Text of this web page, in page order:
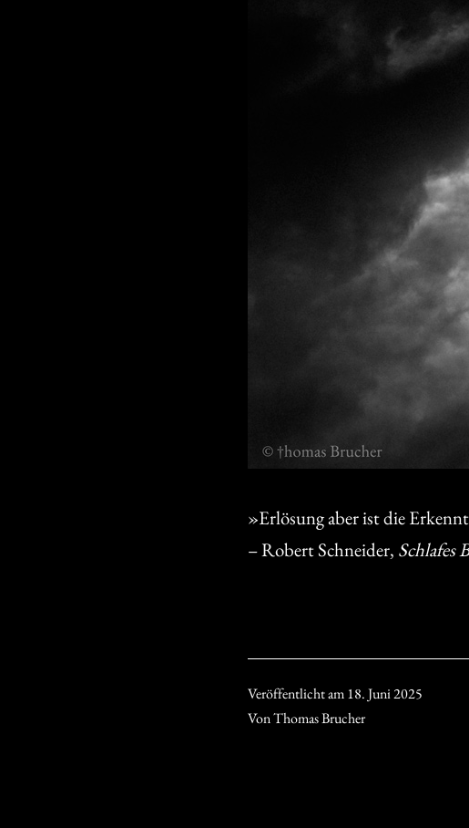
»Erlösung aber ist die
– Robert Schneider, Schlafes
Veröffentlicht am18. Juni 2025
VonThomas Brucher